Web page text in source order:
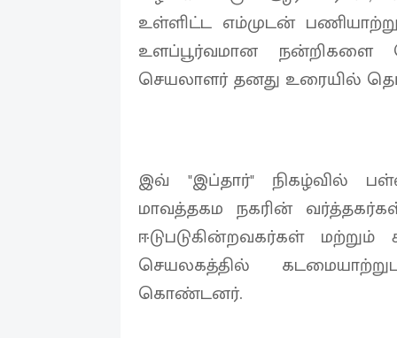
உள்ளிட்ட எம்முடன்
உளப்பூர்வமான நன்றிகளை
செயலாளர் தனது உரையில்
இவ் "இப்தார்" நிகழ்வில்
மாவத்தகம நகரின்
ஈடுபடுகின்றவகர்கள் மற்றும்
செயலகத்தில்
கொண்டனர்.